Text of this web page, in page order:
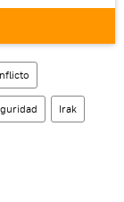
red
Irak